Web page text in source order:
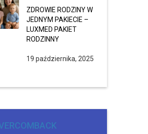
ZDROWIE RODZINY W
JEDNYM PAKIECIE –
LUXMED PAKIET
RODZINNY
19 października, 2025